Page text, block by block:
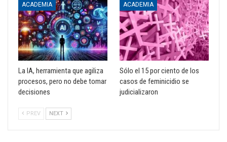
ACADEMIA
La IA, herramienta que agiliza
procesos, pero no debe tomar
decisiones
ACADEMIA
Sólo el 15 por ciento de los
casos de feminicidio se
judicializaron
PREV NEXT